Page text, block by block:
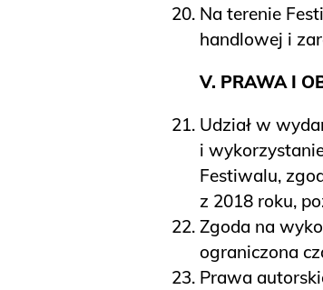
Na terenie
handlowej i
V. PRAWA I
Udział w
i
Festiwalu,
z 2018 roku,
Zgoda na
ograniczona
Prawa